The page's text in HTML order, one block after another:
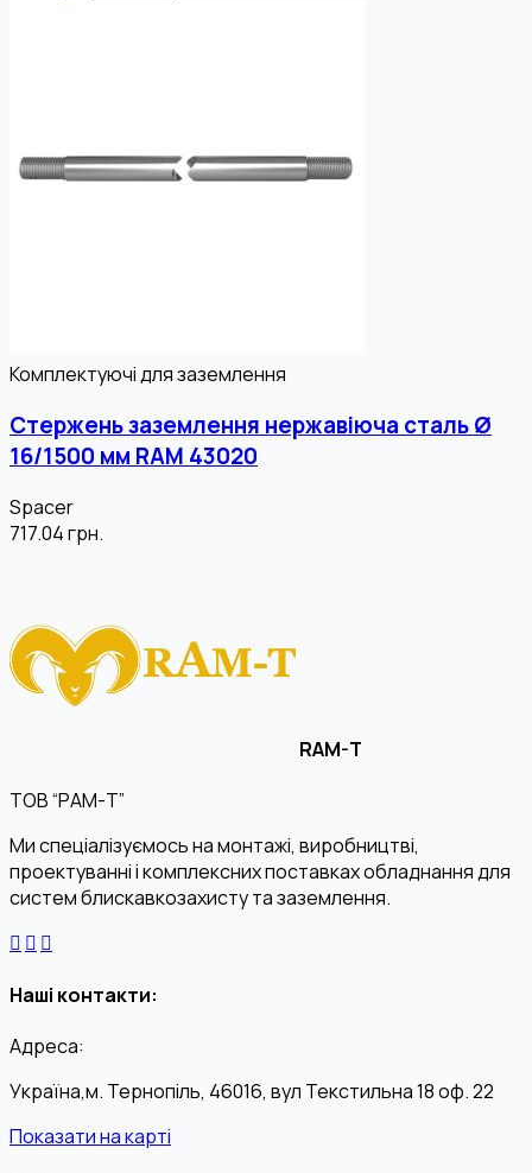
Комплектуючі для заземлення
Стержень заземлення нержавіюча сталь Ø
16/1500 мм RAM 43020
Spacer
717.04грн.
RAM-T
ТОВ “РАМ-Т”
Ми спеціалізуємось на монтажі, виробництві,
проектуванні і комплексних поставках обладнання для
систем блискавкозахисту та заземлення.
Наші контакти:
Адреса:
Україна,м. Тернопіль, 46016, вул Текстильна 18 оф. 22
Показати на карті